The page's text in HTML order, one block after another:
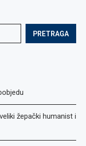
PRETRAGA
žepački humanist i